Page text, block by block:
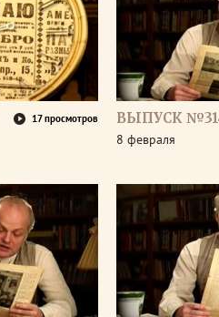
17 просмотров ВЫПУСК
8 февраля